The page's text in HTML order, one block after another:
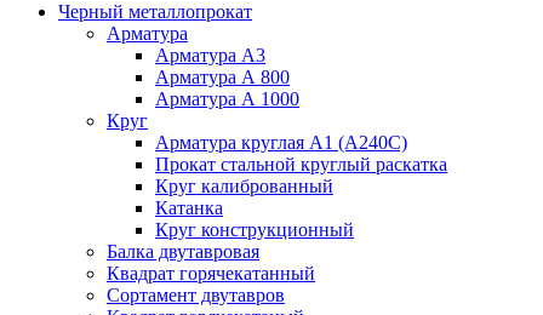
Черный металлопрокат
Арматура
Арматура А3
Арматура А 800
Арматура А 1000
Круг
Арматура круглая А1 (А240C)
Прокат стальной круглый раскатка
Круг калиброванный
Катанка
Круг конструкционный
Балка двутавровая
Квадрат горячекатанный
Сортамент двутавров